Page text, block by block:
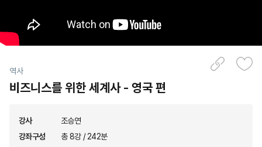
역사
비즈니스를 위한 세계사 - 영국 편
강사
조승연
강좌구성
총 8강 / 242분